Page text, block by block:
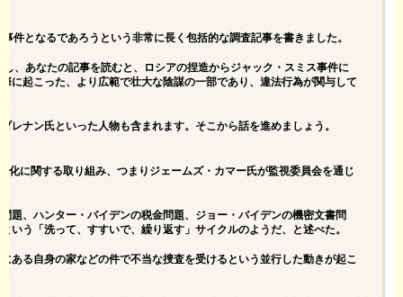
件となるであろうという非常に長く包括的な調査記事を書きました。
、あなたの記事を読むと、ロシアの捏造からジャック・スミス事件に
に起こった、より広範で壮大な陰謀の一部であり、違法行為が関与して
ナン氏といった人物も含まれます。そこから話を進めましょう。
に関する取り組み、つまりジェームズ・カマー氏が監視委員会を通じ
題、ハンター・バイデンの税金問題、ジョー・バイデンの機密文書問
う「洗って、すすいで、繰り返す」サイクルのようだ、と述べた。
ある自身の家などの件で不当な捜査を受けるという並行した動きが起こ